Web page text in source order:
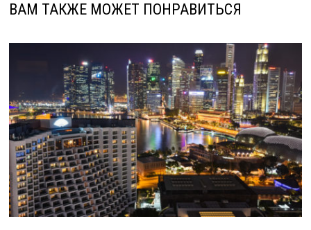
ВАМ ТАКЖЕ МОЖЕТ ПОНРАВИТЬСЯ